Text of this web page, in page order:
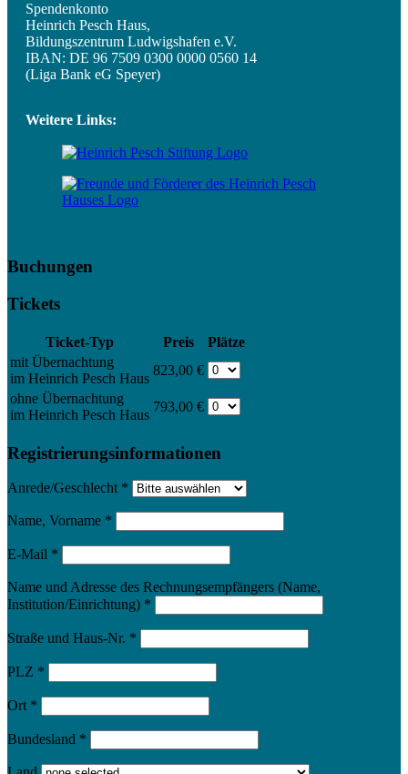
Spendenkonto
Heinrich Pesch Haus,
Bildungszentrum Ludwigshafen e.V.
IBAN: DE 96 7509 0300 0000 0560 14
(Liga Bank eG Speyer)
Weitere Links:
Buchungen
Tickets
Ticket-Typ Preis
Plätze
mit Übernachtung
im Heinrich Pesch Haus
823,00 €
ohne Übernachtung
im Heinrich Pesch Haus
793,00 €
Registrierungsinformationen
Anrede/Geschlecht *
Name, Vorname *
E-Mail *
Name und Adresse des Rechnungsempfängers (Name,
Institution/Einrichtung) *
Straße und Haus-Nr. *
PLZ *
Ort *
Bundesland *